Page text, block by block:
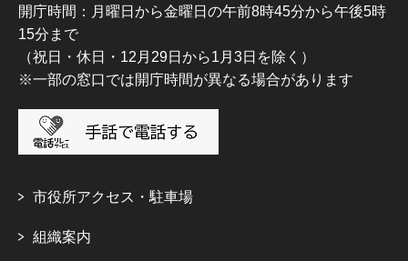
開庁時間：月曜日から金曜日の午前8時45分から午後5時
15分まで
（祝日・休日・12月29日から1月3日を除く）
※一部の窓口では開庁時間が異なる場合があります
市役所アクセス・駐車場
組織案内